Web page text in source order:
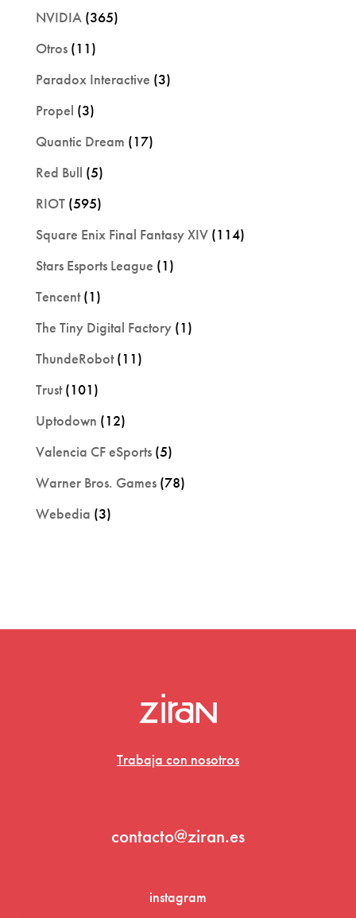
NVIDIA(365)
Otros(11)
Paradox Interactive (3)
Propel (3)
Quantic Dream (17)
Red Bull (5)
RIOT(595)
Square Enix Final Fantasy XIV(114)
Stars Esports League (1)
Tencent(1)
The Tiny Digital Factory(1)
ThundeRobot(11)
Trust(101)
Uptodown (12)
Valencia CF eSports(5)
Warner Bros. Games(78)
Webedia (3)
Trabaja con nosotros
contacto@ziran.es
instagram